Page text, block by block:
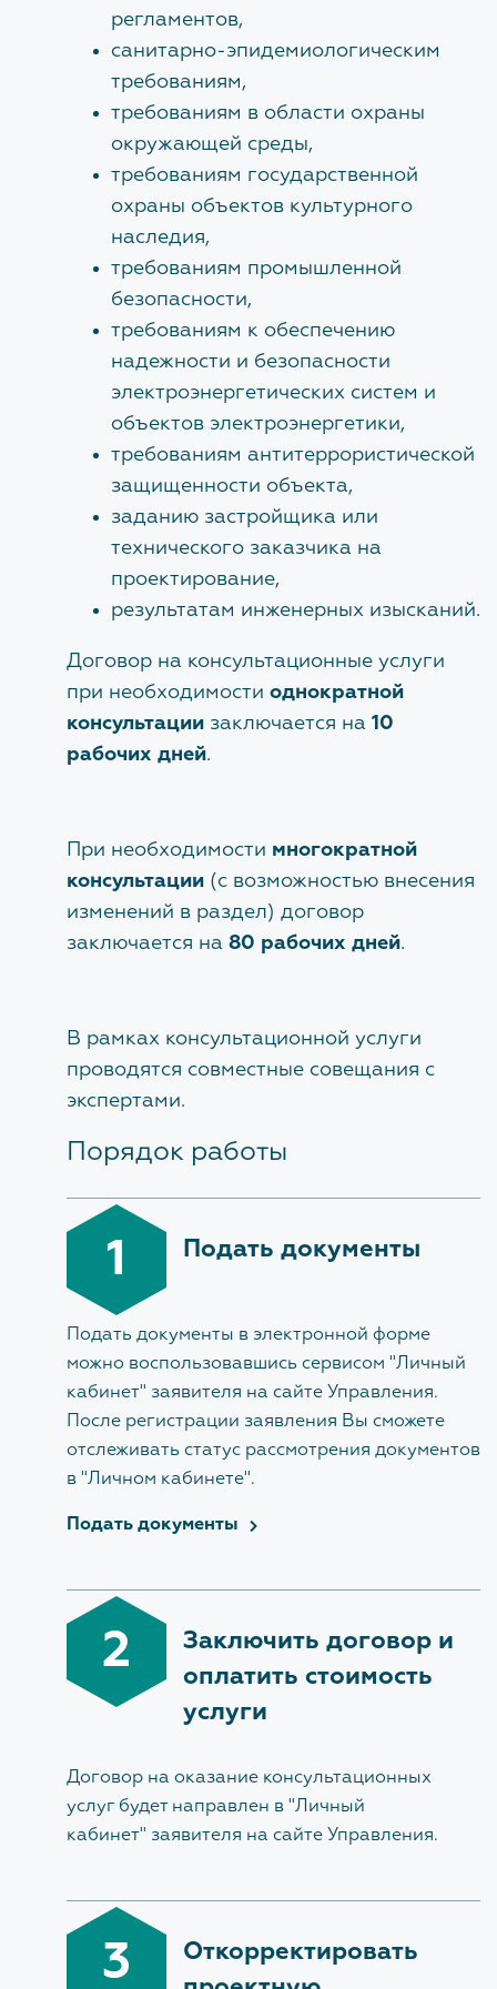
Заместитель начальника
Снежинская Мария Андреевна
ЗАКРЫТЬ
Галерея объектов
Наблюдательный совет
Административные регламенты
НОВОСТИ
УЧЕБНЫЙ ЦЕНТР
Сведения об Учебном центре
КОНТАКТЫ
ДОКУМЕНТЫ
Шаблоны документов
ЧАСТО ЗАДАВАЕМЫЕ ВОПРОСЫ
Экспертиза
стоимости
По заключенным договорам
ПРОТИВОДЕЙСТВИЕ КОРРУПЦИИ
Нормативные правовые и иные акты в сфере
противодействия коррупции
Антикоррупционная экспертиза
Методические материалы
Формы документов, связанных с
Доклады, отчеты, статистическая информация по
вопросам противодействия коррупции
Антикоррупционное просвещение
ОХРАНА ТРУДА
ДАННЫХ
регламентов,
санитарно-эпидемиологическим
требованиям,
требованиям в области охраны
окружающей среды,
требованиям государственной
охраны объектов культурного
наследия,
требованиям промышленной
безопасности,
требованиям к обеспечению
надежности и безопасности
электроэнергетических систем и
объектов электроэнергетики,
требованиям антитеррористической
защищенности объекта,
заданию застройщика или
технического заказчика на
проектирование,
результатам инженерных изысканий.
Договор на консультационные услуги
при необходимости однократной
консультации заключается на 10
рабочих дней.
При необходимости многократной
консультации (с возможностью внесения
изменений в раздел) договор
заключается на 80 рабочих дней.
В рамках консультационной услуги
проводятся совместные совещания с
экспертами.
Порядок работы
1 Подать документы
Подать документы в электронной форме
можно воспользовавшись сервисом "Личный
кабинет" заявителя на сайте Управления.
После регистрации заявления Вы сможете
отслеживать статус рассмотрения документов
в "Личном кабинете".
Подать документы
2
Заключить договор и
оплатить стоимость
услуги
Договор на оказание консультационных
услуг будет направлен в "Личный
кабинет" заявителя на сайте Управления.
3
Откорректировать